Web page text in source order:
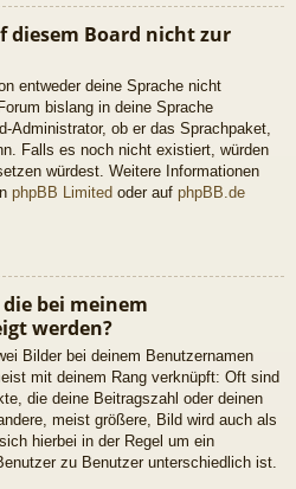
diesem Board nicht zur
entweder deine Sprache nicht
bislang in deine Sprache
Administrator, ob er das Sprachpaket,
Falls es noch nicht existiert, würden
würdest. Weitere Informationen
phpBB Limited oder auf phpBB.de
bei meinem
werden?
Bilder bei deinem Benutzernamen
mit deinem Rang verknüpft: Oft sind
die deine Beitragszahl oder deinen
meist größere, Bild wird auch als
hierbei in der Regel um ein
zu Benutzer unterschiedlich ist.